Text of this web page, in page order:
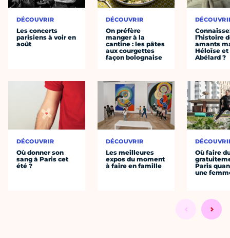
DÉCOUVRIR
Les concerts
parisiens à voir en
août
DÉCOUVRIR
Où donner son
sang à Paris cet
été ?
DÉCOUVRIR
On préfère
manger à la
cantine : les pâtes
aux courgettes
façon bolognaise
DÉCOUVRIR
Les meilleures
expos du moment
à faire en famille
l’histoire
amants
Héloïse et
Abélard ?
Où faire
Paris
une